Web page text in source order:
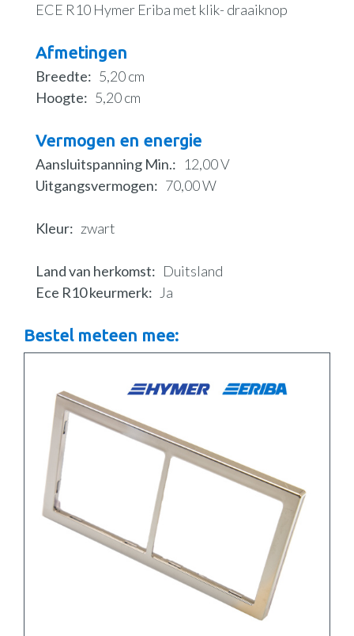
ECE R10 Hymer Eriba met klik- draaiknop
Afmetingen
Breedte
5,20 cm
Hoogte
5,20 cm
Vermogen en energie
Aansluitspanning Min.
12,00 V
Uitgangsvermogen
70,00 W
Kleur zwart
Land van herkomst
Duitsland
Ece R10 keurmerk
Ja
Bestel meteen mee: